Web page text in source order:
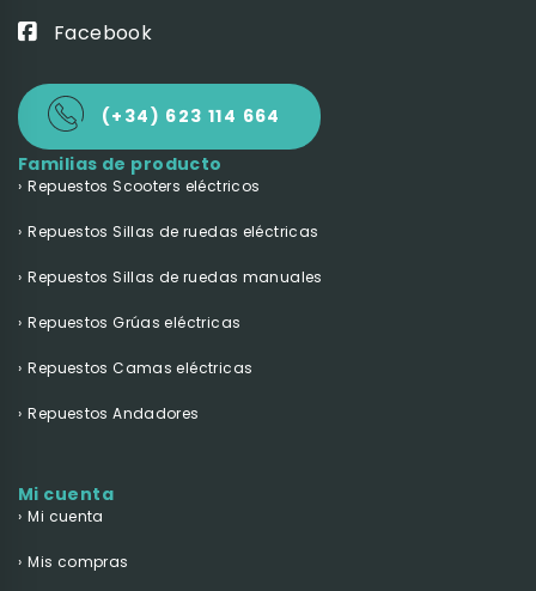
Facebook
(+34) 623 114 664
Familias de producto
Repuestos Scooters eléctricos
Repuestos Sillas de ruedas eléctricas
Repuestos Sillas de ruedas manuales
Repuestos Grúas eléctricas
Repuestos Camas eléctricas
Repuestos Andadores
Mi cuenta
Mi cuenta
Mis compras